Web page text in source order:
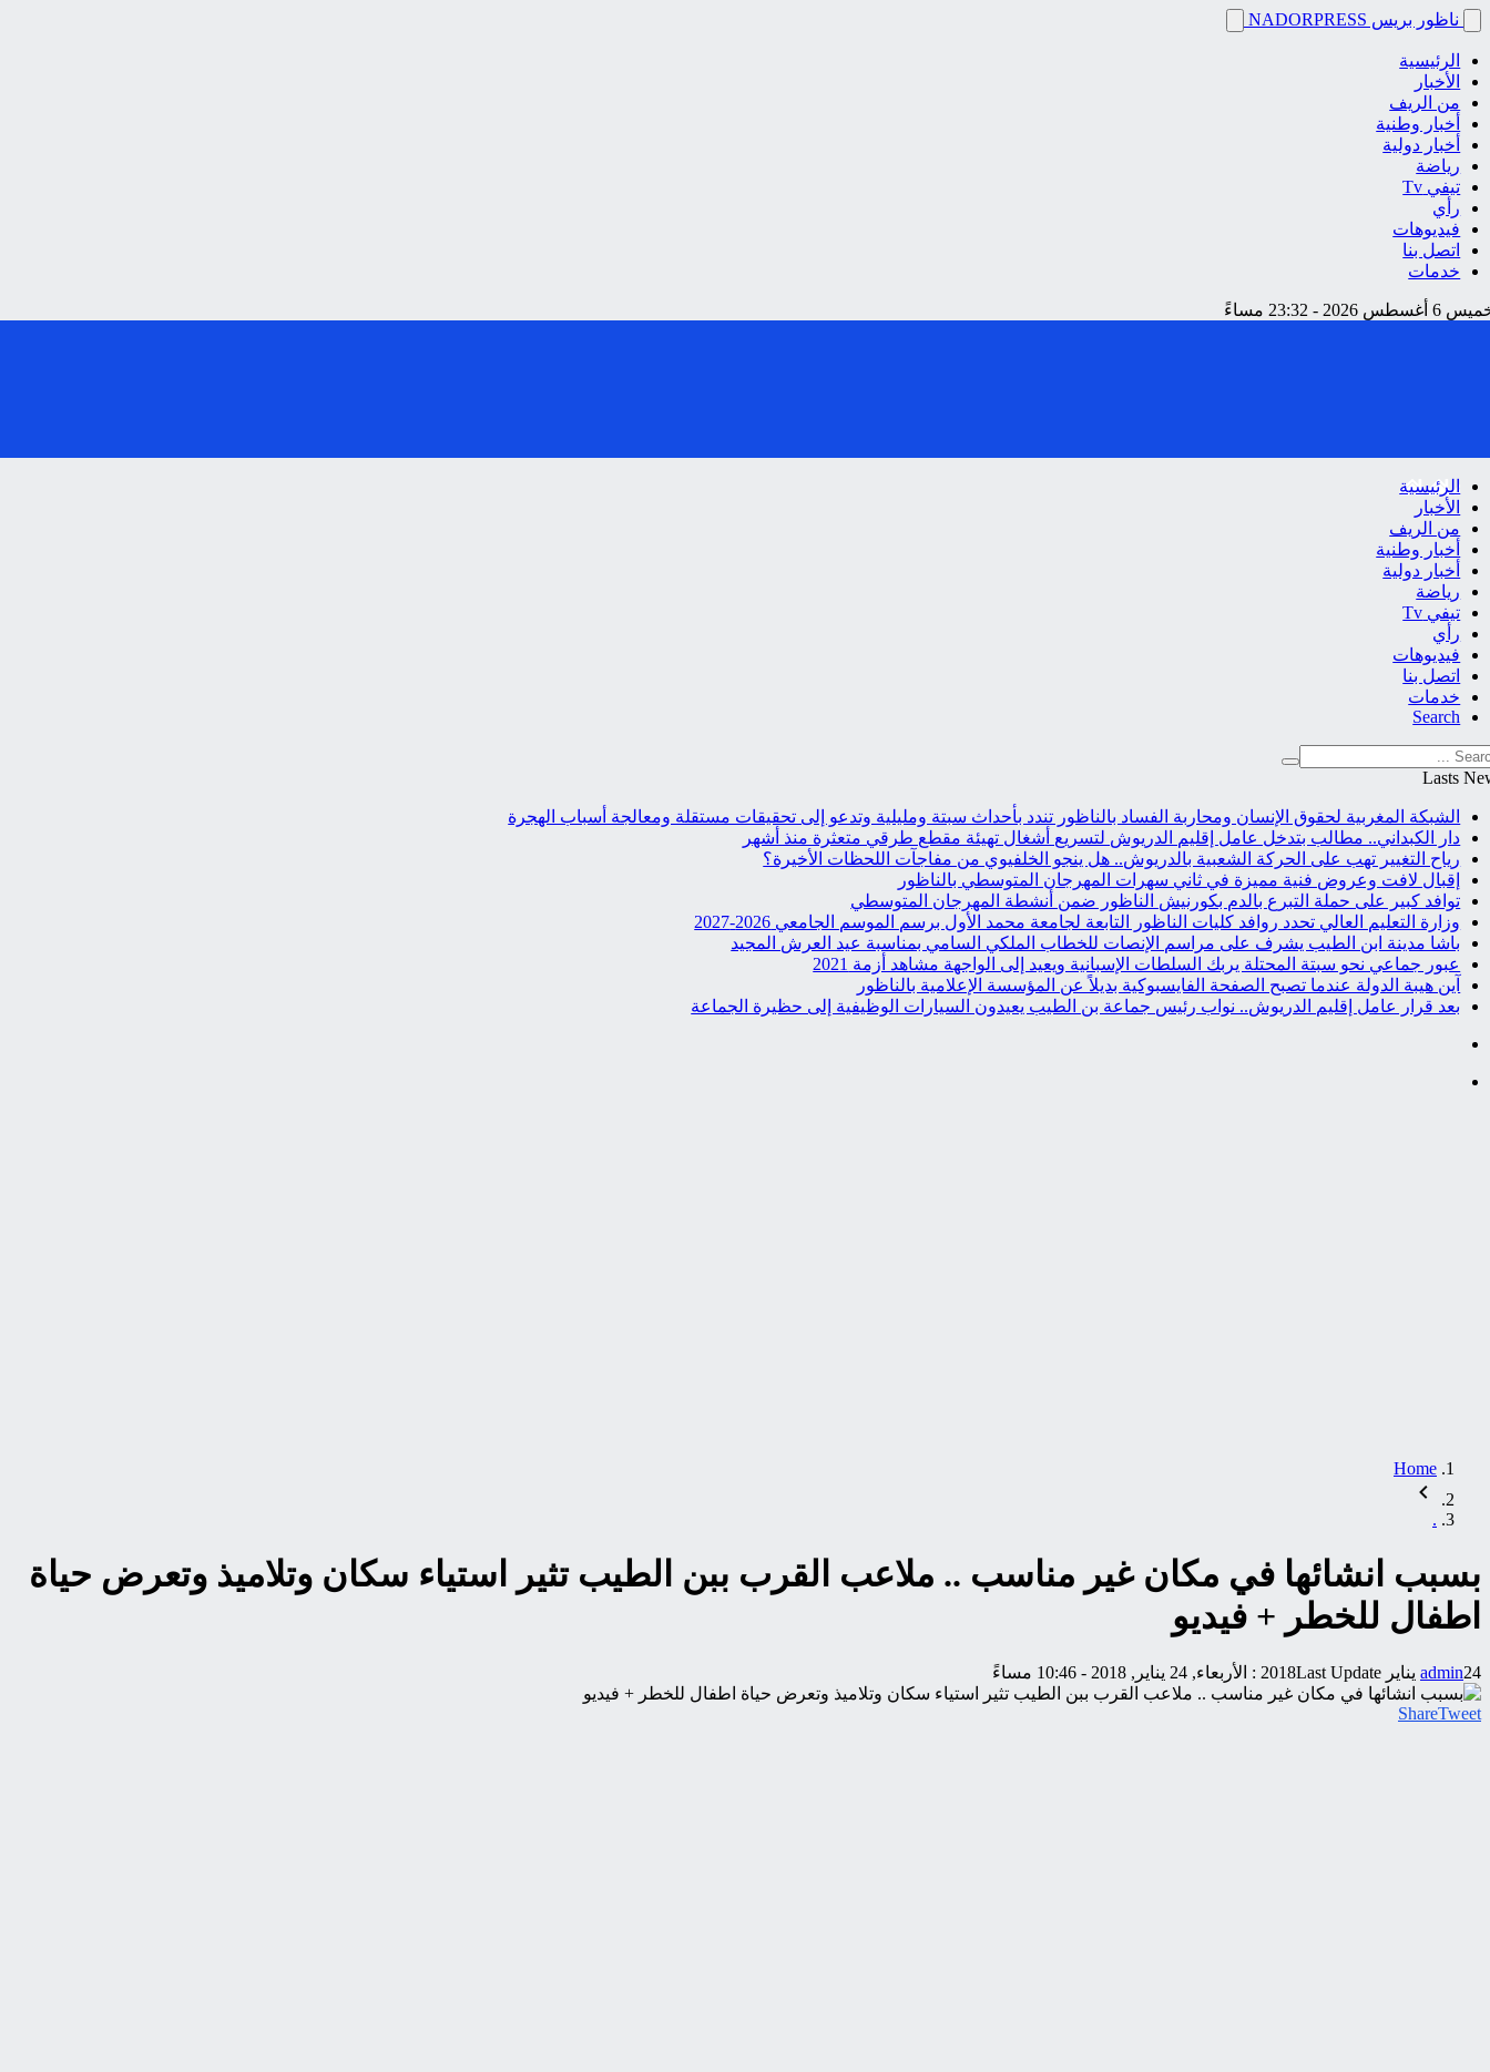
ناظور بريس NADORPRESS
الرئيسية
الأخبار
من الريف
أخبار وطنية
أخبار دولية
رياضة
تيفي Tv
رأي
فيديوهات
اتصل بنا
خدمات
2026 - 23:32 مساءً
الرئيسية
الأخبار
من الريف
أخبار وطنية
أخبار دولية
رياضة
تيفي Tv
رأي
فيديوهات
اتصل بنا
خدمات
Search
Lasts
الشبكة المغربية لحقوق الإنسان ومحاربة الفساد بالناظور تندد بأحداث سبتة ومليلية وتدعو إلى تحقيقات مستقلة ومعالجة أسباب الهجرة
دار الكبداني.. مطالب بتدخل عامل إقليم الدريوش لتسريع أشغال تهيئة مقطع طرقي متعثرة منذ أشهر
رياح التغيير تهب على الحركة الشعبية بالدريوش.. هل ينجو الخلفيوي من مفاجآت اللحظات الأخيرة؟
إقبال لافت وعروض فنية مميزة في ثاني سهرات المهرجان المتوسطي بالناظور
توافد كبير على حملة التبرع بالدم بكورنيش الناظور ضمن أنشطة المهرجان المتوسطي
وزارة التعليم العالي تحدد روافد كليات الناظور التابعة لجامعة محمد الأول برسم الموسم الجامعي 2026-2027
باشا مدينة ابن الطيب يشرف على مراسم الإنصات للخطاب الملكي السامي بمناسبة عيد العرش المجيد
عبور جماعي نحو سبتة المحتلة يربك السلطات الإسبانية ويعيد إلى الواجهة مشاهد أزمة 2021
آين هيبة الدولة عندما تصبح الصفحة الفايسبوكية بديلاً عن المؤسسة الإعلامية بالناظور
بعد قرار عامل إقليم الدريوش.. نواب رئيس جماعة بن الطيب يعيدون السيارات الوظيفية إلى حظيرة الجماعة
Home
.
بسبب انشائها في مكان غير مناسب .. ملاعب القرب ببن الطيب تثير استياء سكان وتلاميذ وتعرض حياة
اطفال للخطر + فيديو
admin24 يناير 2018 Last Update : الأربعاء, 24 يناير, 2018 - 10:46 مساءً
ShareTweet